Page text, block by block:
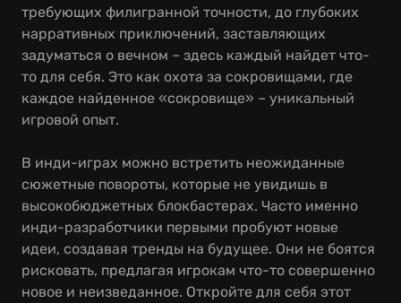
требующих филигранной точности, до глубоких
нарративных приключений, заставляющих
задуматься о вечном – здесь каждый найдет что-
то для себя. Это как охота за сокровищами, где
каждое найденное «сокровище» – уникальный
игровой опыт.
В инди-играх можно встретить неожиданные
сюжетные повороты, которые не увидишь в
высокобюджетных блокбастерах. Часто именно
инди-разработчики первыми пробуют новые
идеи, создавая тренды на будущее. Они не боятся
рисковать, предлагая игрокам что-то совершенно
новое и неизведанное. Откройте для себя этот